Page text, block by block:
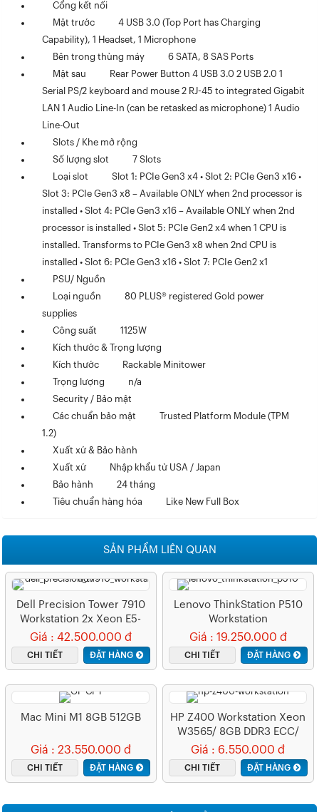
Cổng kết nối
Mặt trước
4 USB 3.0 (Top Port has Charging
Capability), 1 Headset, 1 Microphone
Bên trong thùng máy
6 SATA, 8 SAS Ports
Mặt sau
Rear Power Button 4 USB 3.0 2 USB 2.0 1
Serial PS/2 keyboard and mouse 2 RJ-45 to integrated Gigabit
LAN 1 Audio Line-In (can be retasked as microphone) 1 Audio
Line-Out
Slots / Khe mở rộng
Số lượng slot
7 Slots
Loại slot
Slot 1: PCIe Gen3 x4 • Slot 2: PCIe Gen3 x16 •
Slot 3: PCIe Gen3 x8 – Available ONLY when 2nd processor is
installed • Slot 4: PCIe Gen3 x16 – Available ONLY when 2nd
processor is installed • Slot 5: PCIe Gen2 x4 when 1 CPU is
installed. Transforms to PCIe Gen3 x8 when 2nd CPU is
installed • Slot 6: PCIe Gen3 x16 • Slot 7: PCIe Gen2 x1
PSU/ Nguồn
Loại nguồn
80 PLUS® registered Gold power
supplies
Công suất
1125W
Kích thước & Trọng lượng
Kích thước
Rackable Minitower
Trọng lượng
n/a
Security / Bảo mật
Các chuẩn bảo mật
Trusted Platform Module (TPM
1.2)
Xuất xứ & Bảo hành
Xuất xứ
Nhập khẩu từ USA / Japan
Bảo hành
24 tháng
Tiêu chuẩn hàng hóa
Like New Full Box
SẢN PHẨM LIÊN QUAN
Dell Precision Tower 7910
Workstation 2x Xeon E5-
2680v3/ 64GB DDR4 ECC/
512G SSD Nvme + 1TB HDD
/NVIDIA Quadro M4000 8G
Giá : 42.500.000 đ
CHI TIẾT ĐẶT HÀNG
Lenovo ThinkStation P510
Workstation
Giá : 19.250.000 đ
CHI TIẾT ĐẶT HÀNG
Mac Mini M1 8GB 512GB
Giá : 23.550.000 đ
CHI TIẾT ĐẶT HÀNG
HP Z400 Workstation Xeon
W3565/ 8GB DDR3 ECC/
HDD 500G/ NVIDIA Quadro
2000 1G FULL BOX
Giá : 6.550.000 đ
CHI TIẾT ĐẶT HÀNG